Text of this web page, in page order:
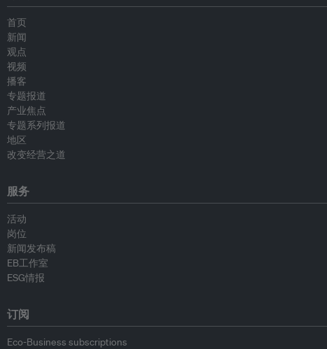
首页
新闻
观点
视频
播客
专题报道
产业焦点
专题系列报道
地区
改变经营之道
服务
活动
岗位
新闻发布稿
EB工作室
ESG情报
订阅
Eco-Business subscriptions